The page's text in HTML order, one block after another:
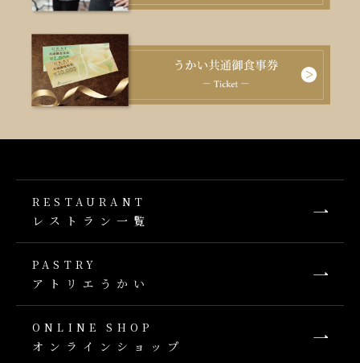
RESTAURANT
レストラン一覧
PASTRY
アトリエうかい
ONLINE SHOP
オンラインショップ